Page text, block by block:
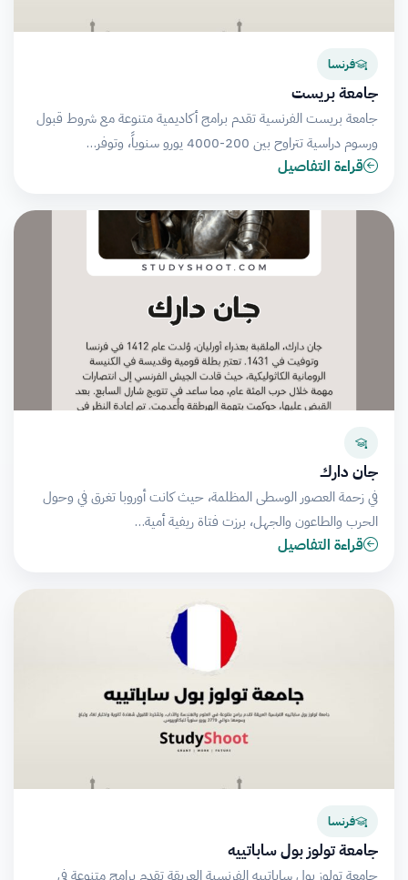
فرنسا
جامعة بريست
جامعة بريست الفرنسية تقدم برامج أكاديمية متنوعة مع شروط قبول
ورسوم دراسية تتراوح بين 200-4000 يورو سنوياً، وتوفر…
قراءة التفاصيل
جان دارك
في زحمة العصور الوسطى المظلمة، حيث كانت أوروبا تغرق في وحول
الحرب والطاعون والجهل، برزت فتاة ريفية أمية…
قراءة التفاصيل
فرنسا
جامعة تولوز بول ساباتييه
جامعة تولوز بول ساباتييه الفرنسية العريقة تقدم برامج متنوعة في